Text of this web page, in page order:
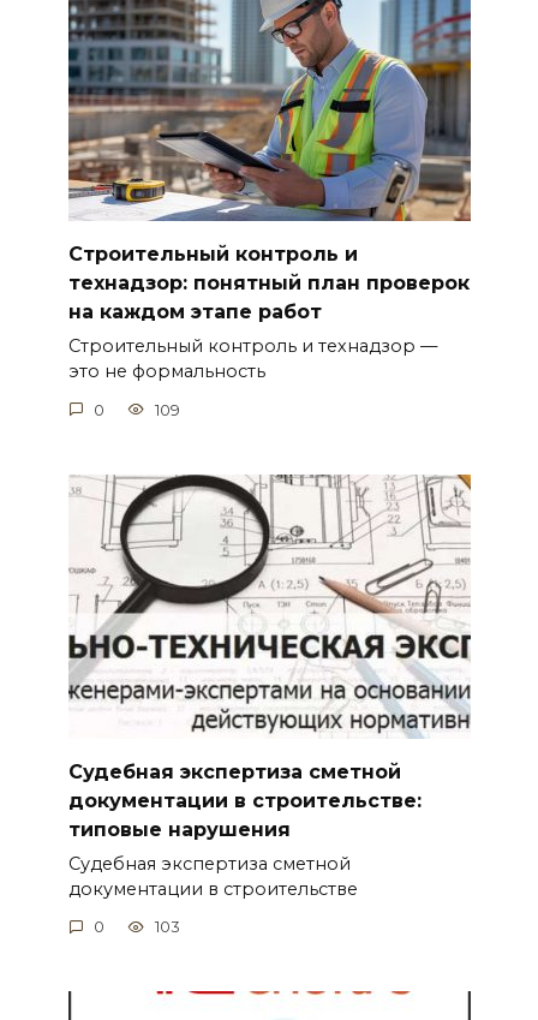
Строительный контроль и
технадзор: понятный план проверок
на каждом этапе работ
Строительный контроль и технадзор —
это не формальность
0 109
Судебная экспертиза сметной
документации в строительстве:
типовые нарушения
Судебная экспертиза сметной
документации в строительстве
0 103